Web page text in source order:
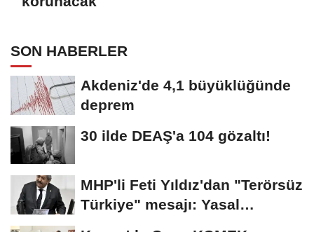
SON HABERLER
Akdeniz'de 4,1 büyüklüğünde
deprem
30 ilde DEAŞ'a 104 gözaltı!
MHP'li Feti Yıldız'dan "Terörsüz
Türkiye" mesajı: Yasal